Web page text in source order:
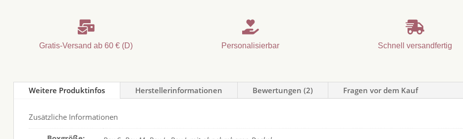

Gratis-Versand ab 60 € (D)

Personalisierbar

Schnell versandfertig
Weitere Produktinfos Herstellerinformationen Bewertungen (2) Fragen vor dem Kauf
Zusätzliche Informationen